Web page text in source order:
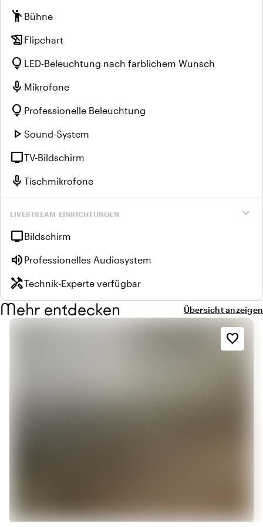
emoji_people Bühne
history_edu Flipchart
lightbulb LED-Beleuchtung nach farblichem Wunsch
mic Mikrofone
lightbulb Professionelle Beleuchtung
play_arrow Sound-System
tvTV-Bildschirm
mic Tischmikrofone
expand_more
LIVESTREAM-EINRICHTUNGEN
tvBildschirm
volume_up Professionelles Audiosystem
handymanTechnik-Experte verfügbar
Mehr entdecken Übersicht anzeigen
favorite_border